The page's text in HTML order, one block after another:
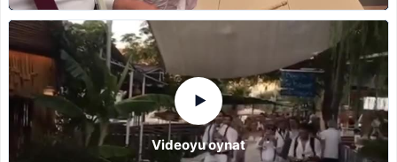
▶
Videoyu oynat